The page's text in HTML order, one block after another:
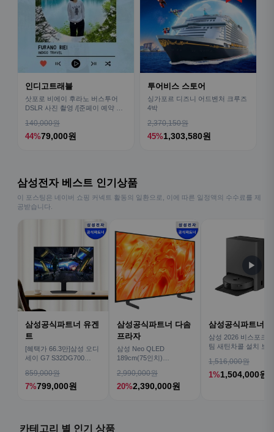
인디고트래블
삿포로 비에이 후라노 버스투어
DSLR 사진 촬영 /[준페이 예약 식
140,000원
44%79,000원
투어비스 스토어
싱가포르 디즈니 어드벤처 크루즈
4박
2,370,150원
45%1,303,580원
삼성전자 베스트 인기상품
이 포스팅은 네이버 쇼핑 커넥트 활동의 일환으로, 이에 따른 일정액의 수수료를 제
공받습니다.
삼성공식파트너 유겐
트
[혜택가 66.3만]삼성 오디
세이 G7 S32DG700
859,000원
7%799,000원
삼성공식파트너 다솜
프라자
삼성 Neo QLED
189cm(75인치)
TV
2,990,000원
20%2,390,000원
삼성공식파트너
삼성 2026 비스포크
팀 새틴차콜 설치 보
1,516,000원
1%1,504,000원
▶
카테고리 별 인기 상품